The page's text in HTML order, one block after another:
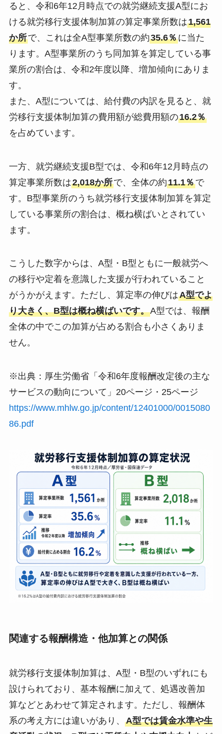
ると、令和6年12月時点での就労継続支援A型にお
ける就労移行支援体制加算の算定事業所数は1,561
か所で、これは全A型事業所数の約35.6％に当た
ります。A型事業所のうち同加算を算定している事
業所の割合は、令和2年度以降、増加傾向にありま
す。
また、A型については、給付費の内訳を見ると、就
労移行支援体制加算の費用額が総費用額の16.2％
を占めています。
一方、就労継続支援B型では、令和6年12月時点の
算定事業所数は2,018か所で、全体の約11.1％で
す。B型事業所のうち就労移行支援体制加算を算定
している事業所の割合は、概ね横ばいとされてい
ます。
こうした数字からは、A型・B型ともに一般就労へ
の移行や定着を意識した支援が行われていること
がうかがえます。ただし、算定率の伸びはA型でよ
り大きく、B型は概ね横ばいです。A型では、報酬
全体の中でこの加算が占める割合も小さくありま
せん。
※出典：厚生労働省「令和6年度報酬改定後の主な
サービスの動向について」20ページ・25ページ
https://www.mhlw.go.jp/content/12401000/0015080
86.pdf
関連する報酬構造・他加算との関係
就労移行支援体制加算は、A型・B型のいずれにも
設けられており、基本報酬に加えて、処遇改善加
算などとあわせて算定されます。ただし、報酬体
系の考え方には違いがあり、 A型では賃金水準や生